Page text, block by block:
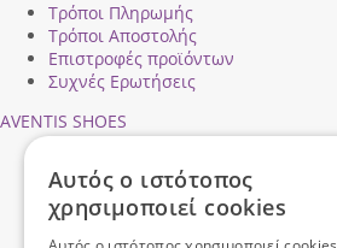
Τρόποι Πληρωμής
Τρόποι Αποστολής
Επιστροφές προϊόντων
Συχνές Ερωτήσεις
AVENTIS SHOES
Ασφάλεια Συναλλαγών
Προσωπικά Δεδομένα
Αυτός ο ιστότοπος
χρησιμοποιεί cookies